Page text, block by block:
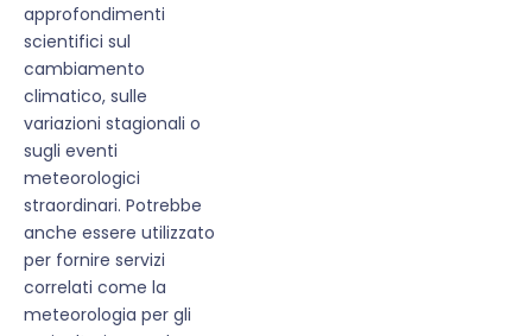
approfondimenti
scientifici sul
cambiamento
climatico, sulle
variazioni stagionali o
sugli eventi
meteorologici
straordinari. Potrebbe
anche essere utilizzato
per fornire servizi
correlati come la
meteorologia per gli